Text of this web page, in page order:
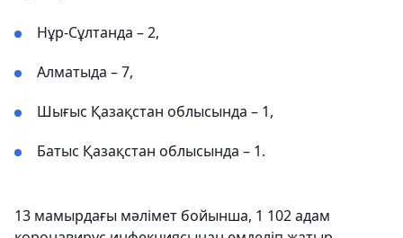
Нұр-Сұлтанда – 2,
Алматыда – 7,
Шығыс Қазақстан облысында – 1,
Батыс Қазақстан облысында – 1.
13 мамырдағы мәлімет бойынша, 1 102 адам